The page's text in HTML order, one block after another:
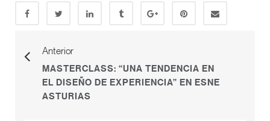
Anterior
MASTERCLASS: “UNA TENDENCIA EN
EL DISEÑO DE EXPERIENCIA” EN ESNE
ASTURIAS